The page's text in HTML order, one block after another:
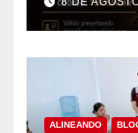
Canirac
local
ALINEANDO